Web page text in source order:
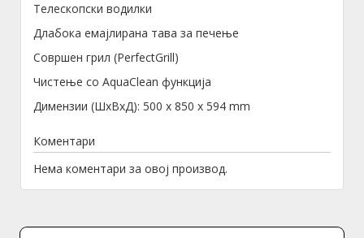
Телескопски водилки
Длабока емајлирана тава за печење
Совршен грил (PerfectGrill)
Чистење со AquaClean функција
Димензии (ШxВxД): 500 x 850 x 594 mm
Коментари
Нема коментари за овој производ.